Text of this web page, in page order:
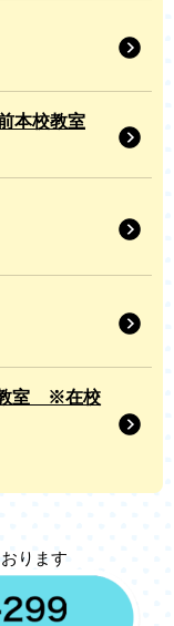
本校教室
教室 ※在校
ります